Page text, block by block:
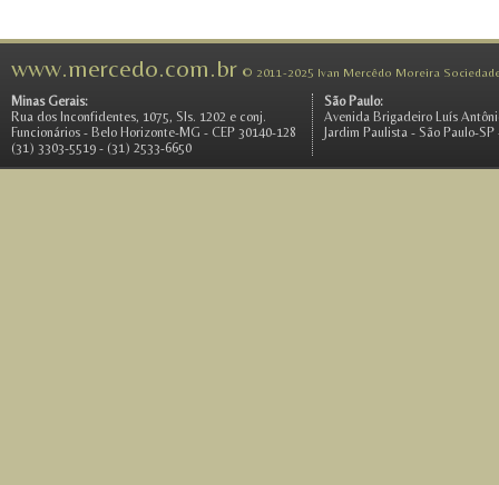
www.mercedo.com.br © 2011-2025 Ivan Mercêdo Moreira
Minas Gerais:
Rua dos Inconfidentes, 1075, Sls. 1202 e conj.
Funcionários - Belo Horizonte-MG - CEP 30140-128
(31) 3303-5519 - (31) 2533-6650
São Paulo:
Avenida Brigadeiro Luís
Jardim Paulista - São Paulo-